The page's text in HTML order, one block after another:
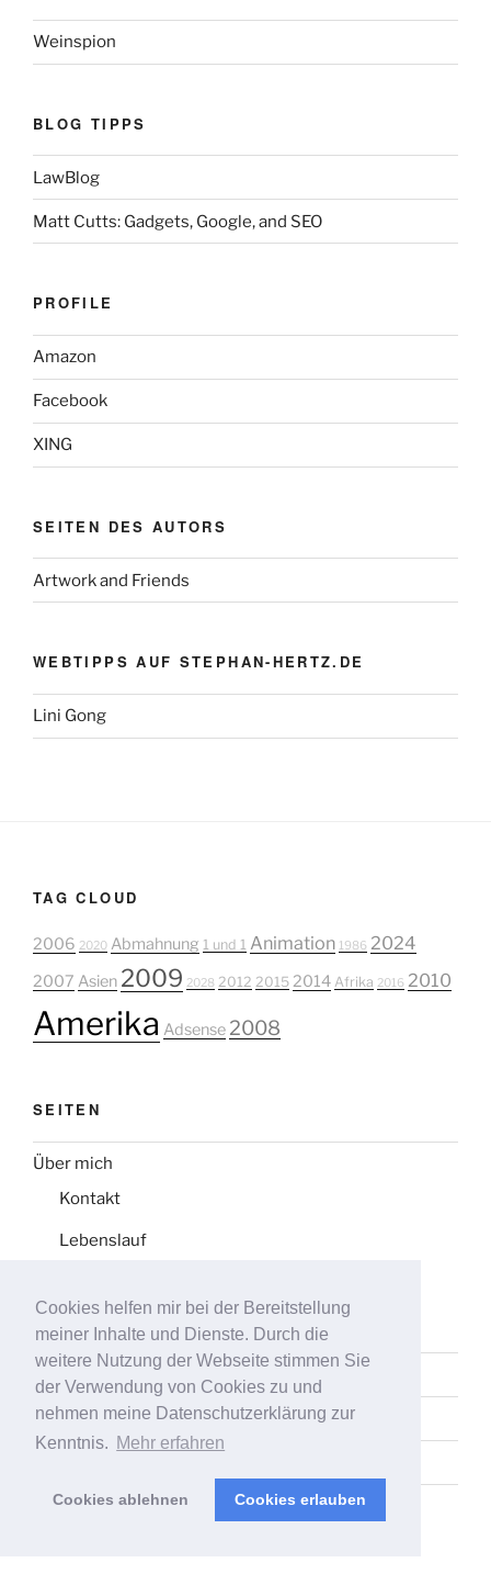
Cookies helfen mir bei der Bereitstellung
meiner Inhalte und Dienste. Durch die
weitere Nutzung der Webseite stimmen Sie
der Verwendung von Cookies zu und
nehmen meine Datenschutzerklärung zur
Kenntnis. Mehr erfahren
Cookies ablehnen Cookies erlauben
Weinspion
BLOG TIPPS
LawBlog
Matt Cutts: Gadgets, Google, and SEO
PROFILE
Amazon
Facebook
XING
SEITEN DES AUTORS
Artwork and Friends
WEBTIPPS AUF STEPHAN-HERTZ.DE
Lini Gong
TAG CLOUD
2006 2020 Abmahnung 1 und 1 Animation 1986 2024
2007 Asien 2009 2028 2012 2015 2014 Afrika 2016 2010
Amerika Adsense 2008
SEITEN
Über mich
Kontakt
Lebenslauf
Impressum
Tag-Liste